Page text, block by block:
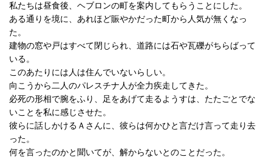
私たちは昼食後、ヘブロンの町を案内してもらうことにした。
ある通りを境に、あれほど賑やかだった町から人気が無くなっ
た。
建物の窓や戸はすべて閉じられ、道路には石や瓦礫がちらばって
いる。
このあたりには人は住んでいないらしい。
向こうから二人のパレスチナ人が全力疾走してきた。
必死の形相で腕をふり、足をあげて走るようすは、たたごとでな
いことを私に感じさせた。
彼らに話しかけるＡさんに、彼らは何かひと言だけ言って走り去
った。
何を言ったのかと聞いてが、解からないとのことだった。